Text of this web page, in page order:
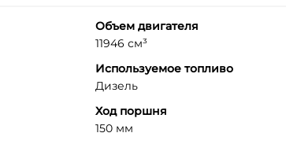
Объем двигателя
11946 см³
Используемое топливо
Дизель
Ход поршня
150 мм